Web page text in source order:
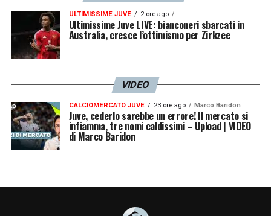
Run, smile and be positive #LB19 #FinoAllaFine
Un post condiviso daLeonardo Bonucci
ULTIMISSIME JUVE 2 ore ago
Ultimissime Juve LIVE: bianconeri sbarcati in
Australia, cresce l’ottimismo per Zirkzee
VIDEO
CALCIOMERCATO JUVE 23 ore ago Marco Baridon
Juve, cederlo sarebbe un errore! Il mercato si
infiamma, tre nomi caldissimi – Upload | VIDEO
di Marco Baridon